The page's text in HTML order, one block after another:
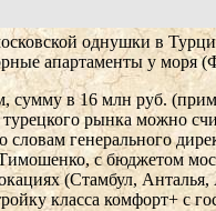
однушки в
апартаменты у моря
сумму в 16 млн руб.
рынка можно
генерального
с бюджетом
(Стамбул,
класса комфорт+ с